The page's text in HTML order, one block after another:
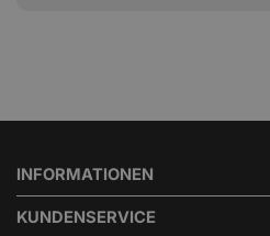
INFORMATIONEN
KUNDENSERVICE